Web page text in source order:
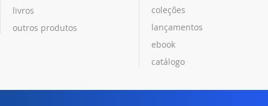
livros
outros produtos
coleções
lançamentos
ebook
catálogo